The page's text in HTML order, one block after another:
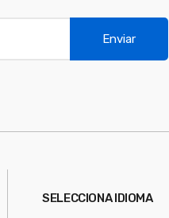
Enviar
SELECCIONA IDIOMA